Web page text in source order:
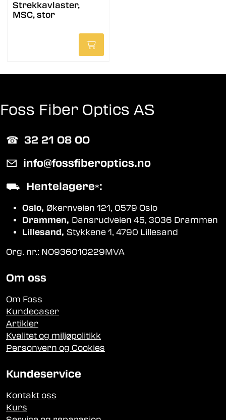
Strekkavlaster,
MSC, stor
Foss Fiber Optics AS
☎︎ 32 21 08 00
✉ info@fossfiberoptics.no
⛟ Hentelagere*:
Oslo, Økernveien 121, 0579 Oslo
Drammen, Dansrudveien 45, 3036 Drammen
Lillesand, Stykkene 1, 4790 Lillesand
Org. nr.: NO936010229MVA
Om oss
Om Foss
Kundecaser
Artikler
Kvalitet og miljøpolitikk
Personvern og Cookies
Kundeservice
Kontakt oss
Kurs